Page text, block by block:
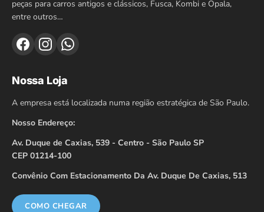
peças para carros antigos e clássicos, Fusca, Kombi e Opala,
entre outros…
Nossa Loja
A empresa está localizada numa região estratégica de São Paulo.
Nosso Endereço:
Av. Duque de Caxias, 539 - Centro - São Paulo SP
CEP 01214-100
Convênio Com Estacionamento Da Av. Duque De Caxias, 513
COMO CHEGAR